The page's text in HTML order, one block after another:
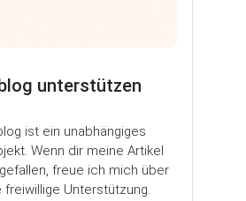
unterstützen
ist ein unabhängiges
Wenn dir meine Artikel
freue ich mich über
freiwillige Unterstützung.